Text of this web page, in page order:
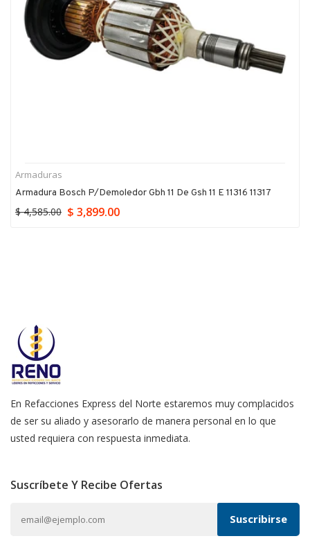
Armaduras
Armadura Bosch P/demoledor Gbh 11 De Gsh 11 E 11316 11317
$ 4,585.00 $ 3,899.00
En Refacciones Express del Norte estaremos muy complacidos
de ser su aliado y asesorarlo de manera personal en lo que
usted requiera con respuesta inmediata.
Suscríbete Y Recibe Ofertas